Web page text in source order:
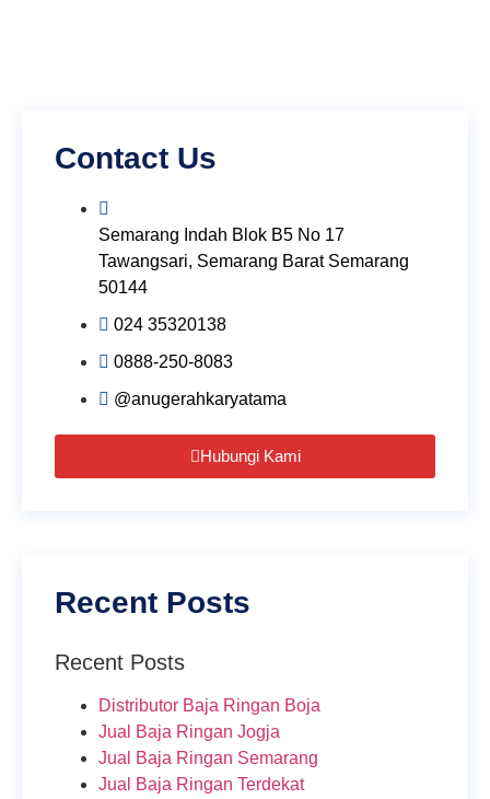
Contact Us
Semarang Indah Blok B5 No 17
Tawangsari, Semarang Barat Semarang
50144
024 35320138
0888-250-8083
@anugerahkaryatama
Hubungi Kami
Recent Posts
Recent Posts
Distributor Baja Ringan Boja
Jual Baja Ringan Jogja
Jual Baja Ringan Semarang
Jual Baja Ringan Terdekat